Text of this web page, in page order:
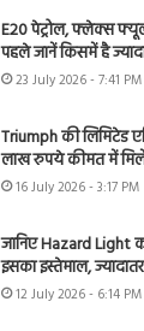
E20 पेट्रोल, फ्लेक्स
पहले जानें किसमें है
23 July 2026 - 7:41 PM
Triumph की लिमिटेड
लाख रुपये कीमत में
16 July 2026 - 3:17 PM
जानिए Hazard
इसका इस्तेमाल,
12 July 2026 - 6:14 PM